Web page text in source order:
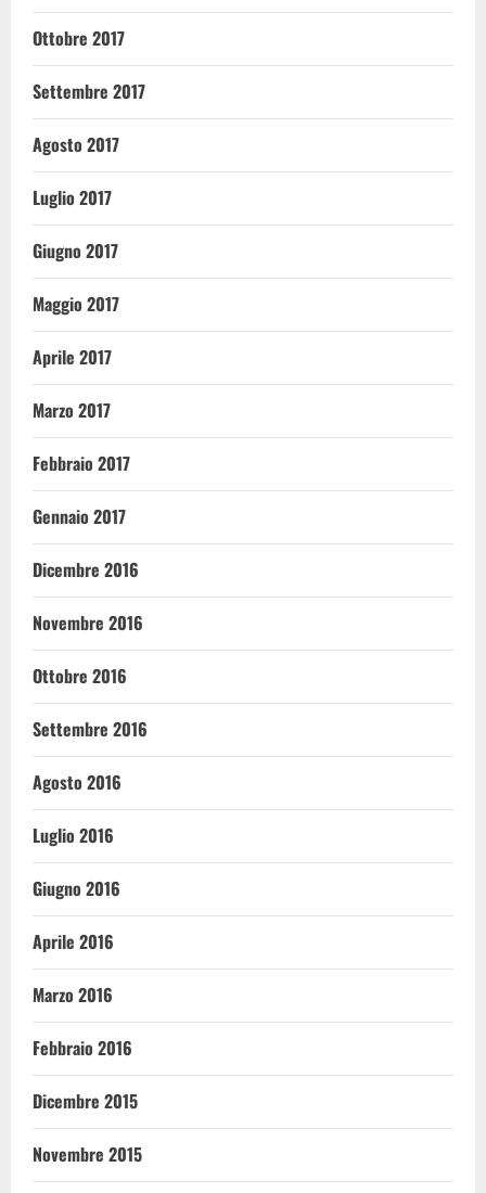
Ottobre 2017
Settembre 2017
Agosto 2017
Luglio 2017
Giugno 2017
Maggio 2017
Aprile 2017
Marzo 2017
Febbraio 2017
Gennaio 2017
Dicembre 2016
Novembre 2016
Ottobre 2016
Settembre 2016
Agosto 2016
Luglio 2016
Giugno 2016
Aprile 2016
Marzo 2016
Febbraio 2016
Dicembre 2015
Novembre 2015